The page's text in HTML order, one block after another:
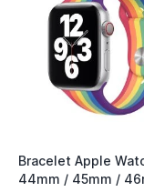
Bracelet Apple
44mm / 45mm /